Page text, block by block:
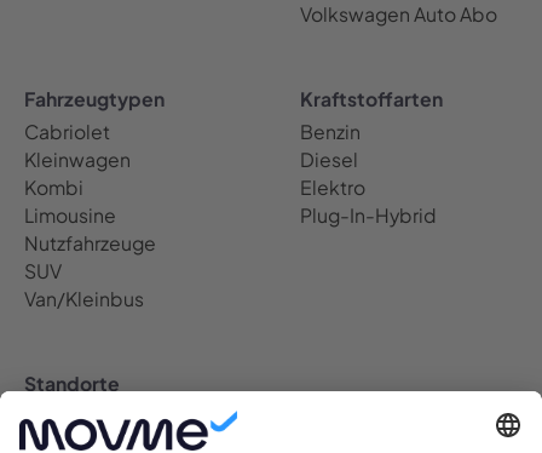
Volkswagen Auto Abo
Fahrzeugtypen
Cabriolet
Kleinwagen
Kombi
Limousine
Nutzfahrzeuge
SUV
Van/Kleinbus
Kraftstoffarten
Benzin
Diesel
Elektro
Plug-In-Hybrid
Standorte
Auto Abo Deutschland
Berlin Auto Abo